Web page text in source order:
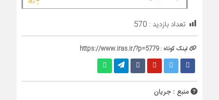
تعداد بازدید : 570
لینک کوتاه :https://www.iras.ir/?p=5779
منبع : جریان